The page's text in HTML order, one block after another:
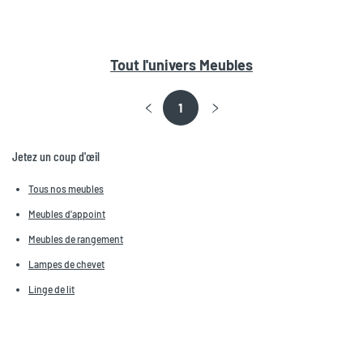
Tout l'univers Meubles
1
Jetez un coup d'œil
Tous nos meubles
Meubles d'appoint
Meubles de rangement
Lampes de chevet
Linge de lit